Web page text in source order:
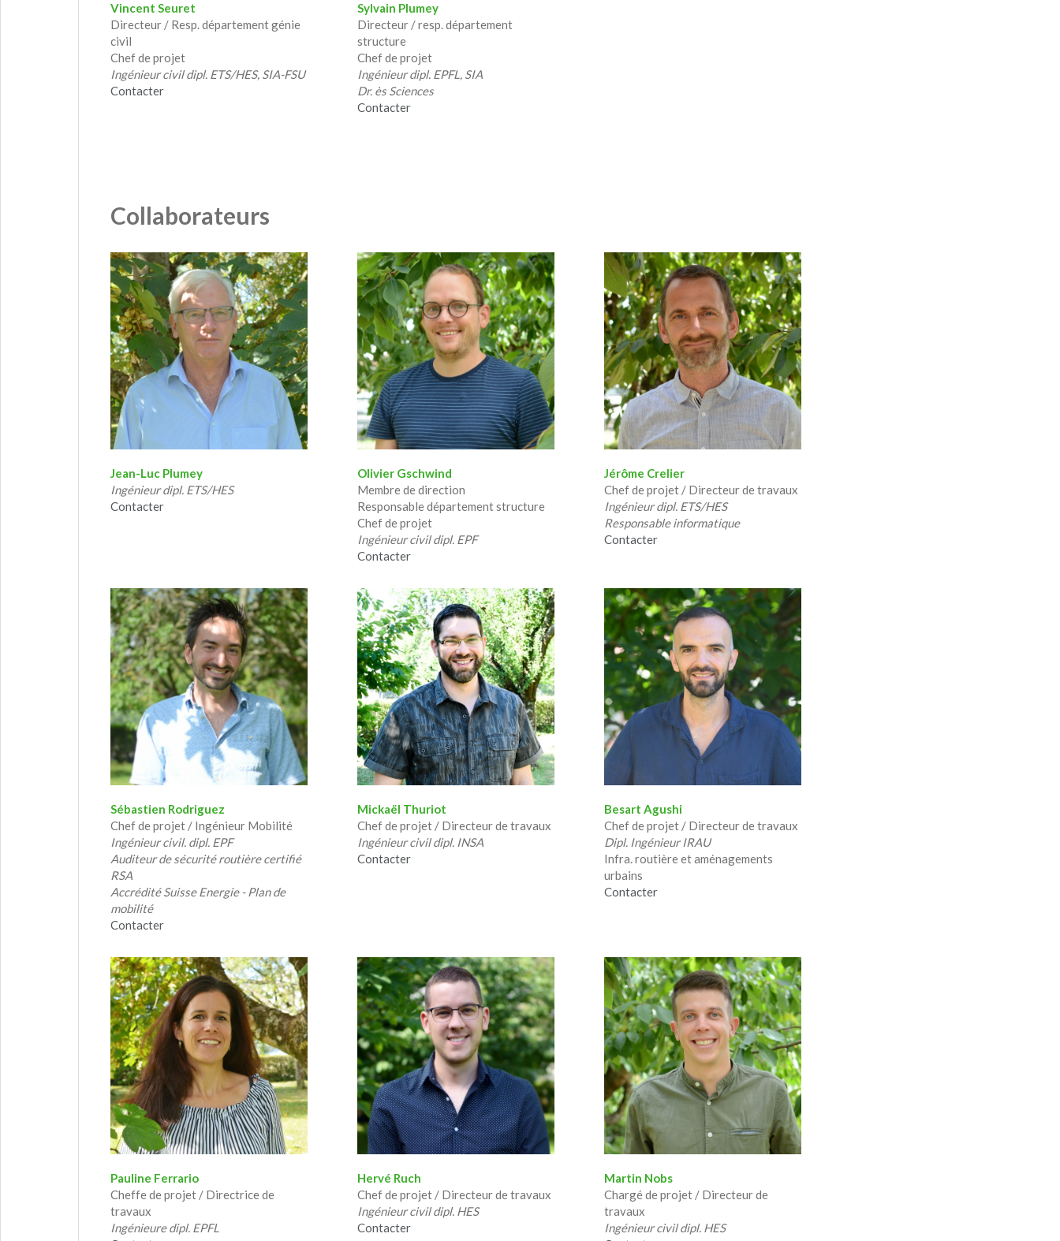
Vincent Seuret
Directeur / Resp. département génie
civil
Chef de projet
Ingénieur civil dipl. ETS/HES, SIA-FSU
Contacter
Sylvain Plumey
Directeur / resp. département
structure
Chef de projet
Ingénieur dipl. EPFL, SIA
Dr. ès Sciences
Contacter
Collaborateurs
Jean-Luc Plumey
Ingénieur dipl. ETS/HES
Contacter
Olivier Gschwind
Membre de direction
Responsable département structure
Chef de projet
Ingénieur civil dipl. EPF
Contacter
Jérôme Crelier
Chef de projet / Directeur de travaux
Ingénieur dipl. ETS/HES
Responsable informatique
Contacter
Sébastien Rodriguez
Chef de projet / Ingénieur Mobilité
Ingénieur civil. dipl. EPF
Auditeur de sécurité routière certifié
RSA
Accrédité Suisse Energie - Plan de
mobilité
Contacter
Mickaël Thuriot
Chef de projet / Directeur de travaux
Ingénieur civil dipl. INSA
Contacter
Besart Agushi
Chef de projet / Directeur de travaux
Dipl. Ingénieur IRAU
Infra. routière et aménagements
urbains
Contacter
Pauline Ferrario
Cheffe de projet / Directrice de
travaux
Ingénieure dipl. EPFL
Hervé Ruch
Chef de projet / Directeur de travaux
Ingénieur civil dipl. HES
Contacter
Martin Nobs
Chargé de projet / Directeur de
travaux
Ingénieur civil dipl. HES